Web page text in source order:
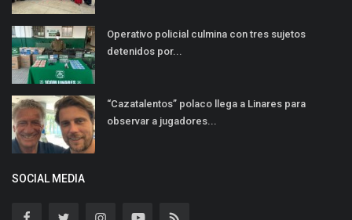
Operativo policial culmina con tres sujetos
detenidos por...
“Cazatalentos” polaco llega a Linares para
observar a jugadores...
SOCIAL MEDIA